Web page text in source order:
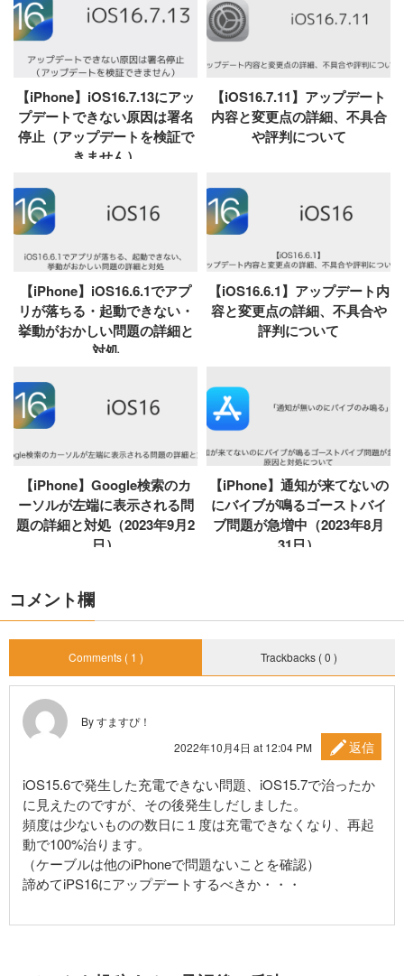
【iPhone】iOS16.7.13にアッ
プデートできない原因は署名
停止（アップデートを検証で
きません）
【iOS16.7.11】アップデート
内容と変更点の詳細、不具合
や評判について
【iPhone】iOS16.6.1でアプ
リが落ちる・起動できない・
挙動がおかしい問題の詳細と
対処
【iOS16.6.1】アップデート内
容と変更点の詳細、不具合や
評判について
【iPhone】Google検索のカ
ーソルが左端に表示される問
題の詳細と対処（2023年9月2
日）
【iPhone】通知が来てないの
にバイブが鳴るゴーストバイ
ブ問題が急増中（2023年8月
31日）
コメント欄
Comments ( 1 ) Trackbacks ( 0 )
By すますぴ！
2022年10月4日 at 12:04 PM
返信
iOS15.6で発生した充電できない問題、iOS15.7で治ったか
に見えたのですが、その後発生しだしました。
頻度は少ないものの数日に１度は充電できなくなり、再起
動で100%治ります。
（ケーブルは他のiPhoneで問題ないことを確認）
諦めてiPS16にアップデートするべきか・・・